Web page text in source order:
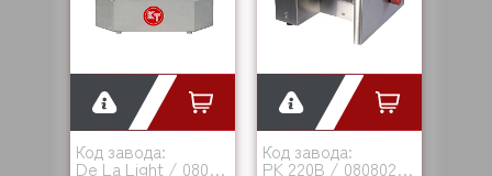
Код завода:
De La Light / 080203-013-002
Код завода:
PK 220В / 080802-013-001